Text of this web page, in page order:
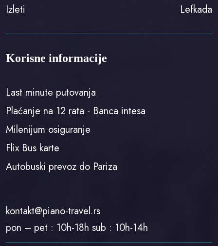
Izleti
Lefkada
Korisne informacije
Last minute putovanja
Plaćanje na 12 rata - Banca intesa
Milenijum osiguranje
Flix Bus karte
Autobuski prevoz do Pariza
kontakt@piano-travel.rs
pon – pet : 10h-18h sub : 10h-14h